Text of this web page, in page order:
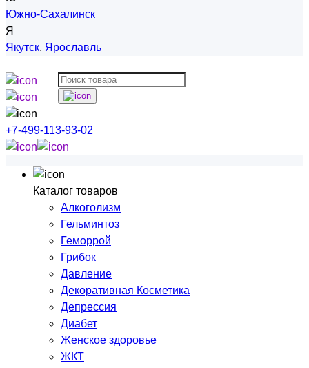
Южно-Сахалинск
Я
Якутск, Ярославль
+7-499-113-93-02
Каталог товаров
Алкоголизм
Гельминтоз
Геморрой
Грибок
Давление
Декоративная Косметика
Депрессия
Диабет
Женское здоровье
ЖКТ